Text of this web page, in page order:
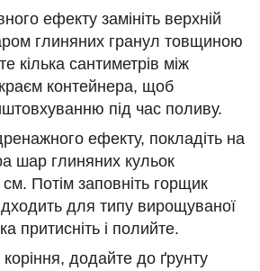
ефекту замініть верхній
глиняних гранул товщиною
кілька сантиметрів між
контейнера, щоб
під час поливу.
ефекту, покладіть на
шар глиняних кульок
Потім заповніть горщик
для типу вирощуваної
притисніть і полийте.
додайте до ґрунту